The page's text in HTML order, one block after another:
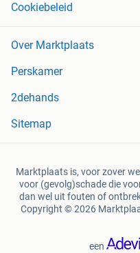
Cookiebeleid
Over Marktplaats
Perskamer
2dehands
Sitemap
Marktplaats is, voor zover
voor (gevolg)schade die
dan wel uit fouten of
Copyright © 2026
een